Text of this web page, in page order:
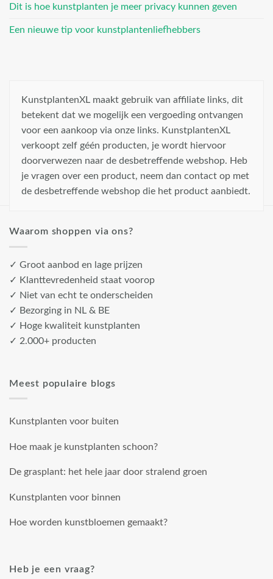
Dit is hoe kunstplanten je meer privacy kunnen geven
Een nieuwe tip voor kunstplantenliefhebbers
KunstplantenXL maakt gebruik van affiliate links, dit
betekent dat we mogelijk een vergoeding ontvangen
voor een aankoop via onze links. KunstplantenXL
verkoopt zelf géén producten, je wordt hiervoor
doorverwezen naar de desbetreffende webshop. Heb
je vragen over een product, neem dan contact op met
de desbetreffende webshop die het product aanbiedt.
Waarom shoppen via ons?
✓ Groot aanbod en lage prijzen
✓ Klanttevredenheid staat voorop
✓ Niet van echt te onderscheiden
✓ Bezorging in NL & BE
✓ Hoge kwaliteit kunstplanten
✓ 2.000+ producten
Meest populaire blogs
Kunstplanten voor buiten
Hoe maak je kunstplanten schoon?
De grasplant: het hele jaar door stralend groen
Kunstplanten voor binnen
Hoe worden kunstbloemen gemaakt?
Heb je een vraag?